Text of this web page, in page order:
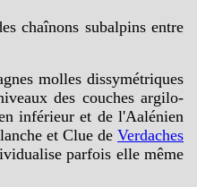
chaînons subalpins entre
molles dissymétriques
des couches argilo-
inférieur et de l'Aalénien
et Clue deVerdaches
parfois elle même